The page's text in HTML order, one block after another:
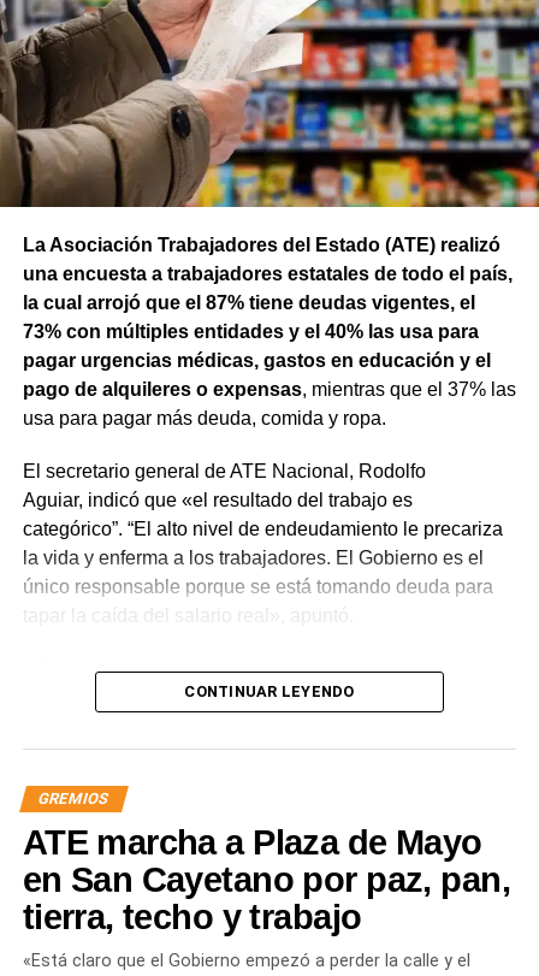
La Asociación Trabajadores del Estado (ATE) realizó
una encuesta a trabajadores estatales de todo el país,
la cual arrojó que el 87% tiene deudas vigentes, el
73% con múltiples entidades y el 40% las usa para
pagar urgencias médicas, gastos en educación y el
pago de alquileres o expensas, mientras que el 37% las
usa para pagar más deuda, comida y ropa.
El secretario general de ATE Nacional, Rodolfo
Aguiar, indicó que «el resultado del trabajo es
categórico”. “El alto nivel de endeudamiento le precariza
la vida y enferma a los trabajadores. El Gobierno es el
único responsable porque se está tomando deuda para
tapar la caída del salario real», apuntó.
«Con techos a las paritarias y negociaciones a la baja, el
crédito reemplaza al salario real. Antes la deuda era un
señaló el dirigente sindical. Sin embargo, advirtió que
«hoy existe un endeudamiento permanente para cubrir
necesidades básicas y no para invertir».
En este marco, Aguiar aseguró que «el Estado es el
verdadero responsable porque ataca al poder adquisitivo
y luego ofrece deuda como solución. El Estado es quien
facilita los créditos, en vez de atacar la inflación y los
CONTINUAR LEYENDO
GREMIOS
ATE marcha a Plaza de Mayo
en San Cayetano por paz, pan,
tierra, techo y trabajo
«Está claro que el Gobierno empezó a perder la calle y el